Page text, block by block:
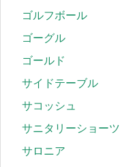
ゴルフボール
ゴーグル
ゴールド
サイドテーブル
サコッシュ
サニタリーショーツ
サロニア